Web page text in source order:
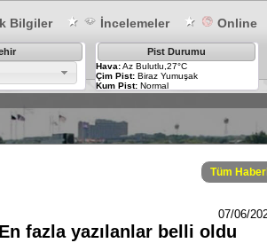
Bilgiler İncelemeler Online
Pist Durumu
Hava:Az Bulutlu,27°C
Çim Pist:Biraz Yumuşak
Kum Pist:Normal
Tüm
07/06/
fazla yazılanlar belli oldu